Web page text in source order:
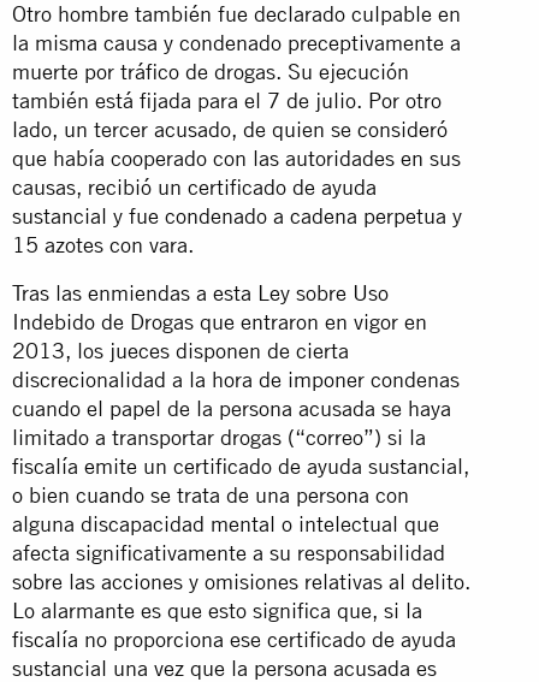
Otro hombre también fue declarado culpable en
la misma causa y condenado preceptivamente a
muerte por tráfico de drogas. Su ejecución
también está fijada para el 7 de julio. Por otro
lado, un tercer acusado, de quien se consideró
que había cooperado con las autoridades en sus
causas, recibió un certificado de ayuda
sustancial y fue condenado a cadena perpetua y
15 azotes con vara.
Tras las enmiendas a esta Ley sobre Uso
Indebido de Drogas que entraron en vigor en
2013, los jueces disponen de cierta
discrecionalidad a la hora de imponer condenas
cuando el papel de la persona acusada se haya
limitado a transportar drogas (“correo”) si la
fiscalía emite un certificado de ayuda sustancial,
o bien cuando se trata de una persona con
alguna discapacidad mental o intelectual que
afecta significativamente a su responsabilidad
sobre las acciones y omisiones relativas al delito.
Lo alarmante es que esto significa que, si la
fiscalía no proporciona ese certificado de ayuda
sustancial una vez que la persona acusada es